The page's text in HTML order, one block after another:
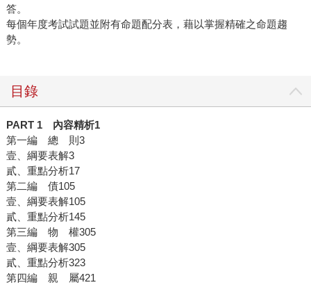
答。
每個年度考試試題並附有命題配分表，藉以掌握精確之命題趨
勢。
目錄
PART 1 內容精析1
第一編 總 則3
壹、綱要表解3
貳、重點分析17
第二編 債105
壹、綱要表解105
貳、重點分析145
第三編 物 權305
壹、綱要表解305
貳、重點分析323
第四編 親 屬421